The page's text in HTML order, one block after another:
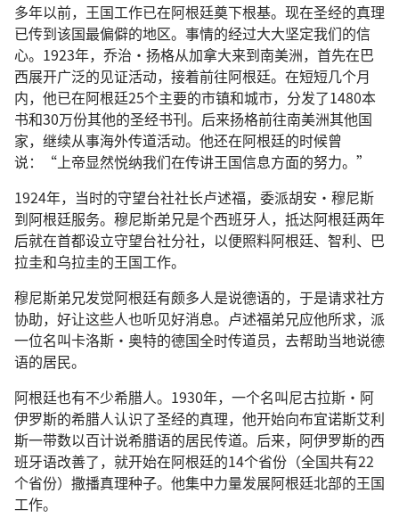
多年以前，王国工作已在阿根廷奠下根基。现在圣经的真理
已传到该国最偏僻的地区。事情的经过大大坚定我们的信
心。1923年，乔治·扬格从加拿大来到南美洲，首先在巴
西展开广泛的见证活动，接着前往阿根廷。在短短几个月
内，他已在阿根廷25个主要的市镇和城市，分发了1480本
书和30万份其他的圣经书刊。后来扬格前往南美洲其他国
家，继续从事海外传道活动。他还在阿根廷的时候曾
说：“上帝显然悦纳我们在传讲王国信息方面的努力。”
1924年，当时的守望台社社长卢述福，委派胡安·穆尼斯
到阿根廷服务。穆尼斯弟兄是个西班牙人，抵达阿根廷两年
后就在首都设立守望台社分社，以便照料阿根廷、智利、巴
拉圭和乌拉圭的王国工作。
穆尼斯弟兄发觉阿根廷有颇多人是说德语的，于是请求社方
协助，好让这些人也听见好消息。卢述福弟兄应他所求，派
一位名叫卡洛斯·奥特的德国全时传道员，去帮助当地说德
语的居民。
阿根廷也有不少希腊人。1930年，一个名叫尼古拉斯·阿
伊罗斯的希腊人认识了圣经的真理，他开始向布宜诺斯艾利
斯一带数以百计说希腊语的居民传道。后来，阿伊罗斯的西
班牙语改善了，就开始在阿根廷的14个省份（全国共有22
个省份）撒播真理种子。他集中力量发展阿根廷北部的王国
工作。